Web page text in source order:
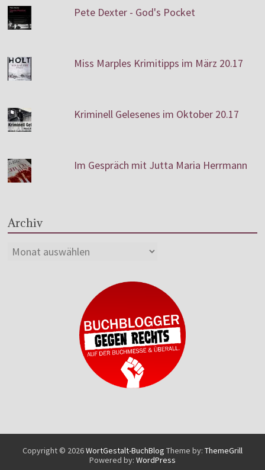
Pete Dexter - God's Pocket
Miss Marples Krimitipps im März 20.17
Kriminell Gelesenes im Oktober 20.17
Im Gespräch mit Jutta Maria Herrmann
Archiv
Copyright © 2026WortGestalt-BuchBlog Theme by: ThemeGrill
Powered by: WordPress